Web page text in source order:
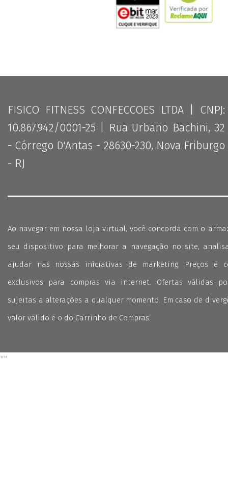
FISICO FITNESS CONFECCOES LTDA | CNPJ:
10.867.942/0001-25 | Rua Urbano Bachini, 32
- Córrego D'Antas - 28630-230, Nova Friburgo
- RJ
Ao navegar em nossa loja virtual, você concorda com o
seu dispositivo para melhorar a navegação no site,
ajudar nas nossas iniciativas de marketing. Preços e
exclusivos para compras via internet. Ofertas válidas
sujeitas a alterações a qualquer momento. Em caso de
valor válido é o do Carrinho de Compras.
""